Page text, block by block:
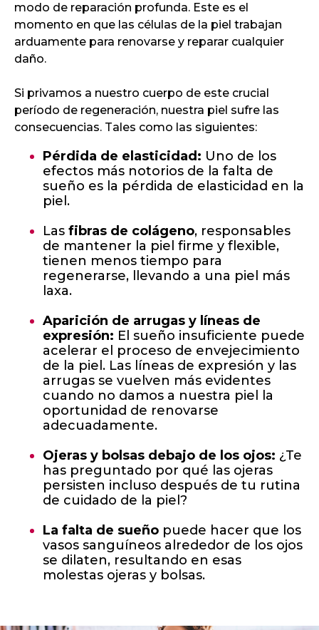
modo de reparación profunda. Este es el
momento en que las células de la piel trabajan
arduamente para renovarse y reparar cualquier
daño.
Si privamos a nuestro cuerpo de este crucial
período de regeneración, nuestra piel sufre las
consecuencias. Tales como las siguientes:
Pérdida de elasticidad: Uno de los
efectos más notorios de la falta de
sueño es la pérdida de elasticidad en la
piel.
Las fibras de colágeno, responsables
de mantener la piel firme y flexible,
tienen menos tiempo para
regenerarse, llevando a una piel más
laxa.
Aparición de arrugas y líneas de
expresión: El sueño insuficiente puede
acelerar el proceso de envejecimiento
de la piel. Las líneas de expresión y las
arrugas se vuelven más evidentes
cuando no damos a nuestra piel la
oportunidad de renovarse
adecuadamente.
Ojeras y bolsas debajo de los ojos: ¿Te
has preguntado por qué las ojeras
persisten incluso después de tu rutina
de cuidado de la piel?
La falta de sueño puede hacer que los
vasos sanguíneos alrededor de los ojos
se dilaten, resultando en esas
molestas ojeras y bolsas.